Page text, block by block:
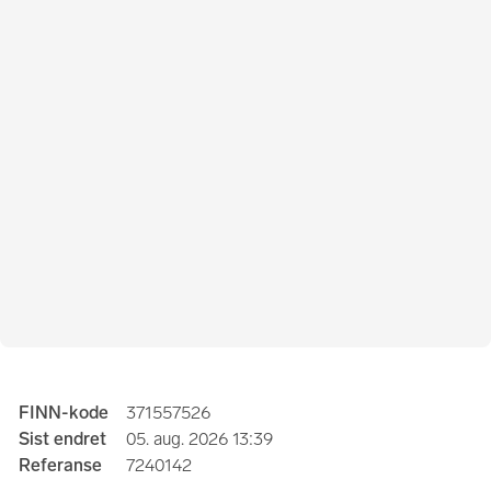
Annonseinformasjon
FINN-kode
371557526
Sist endret
05. aug. 2026 13:39
Referanse
7240142